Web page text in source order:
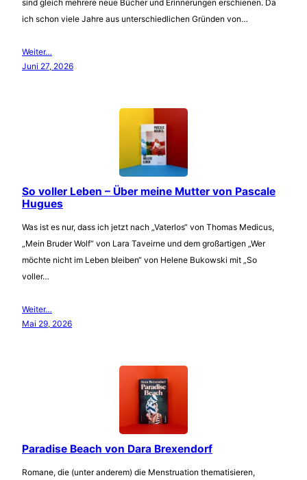
sind gleich mehrere neue Bücher und Erinnerungen erschienen. Da
ich schon viele Jahre aus unterschiedlichen Gründen von…
Weiter…
Juni 27, 2026
So voller Leben – Über meine Mutter von Pascale
Hugues
Was ist es nur, dass ich jetzt nach „Vaterlos“ von Thomas Medicus,
„Mein Bruder Wolf“ von Lara Taveirne und dem großartigen „Wer
möchte nicht im Leben bleiben“ von Helene Bukowski mit „So
voller…
Weiter…
Mai 29, 2026
Paradise Beach von Dara Brexendorf
Romane, die (unter anderem) die Menstruation thematisieren,